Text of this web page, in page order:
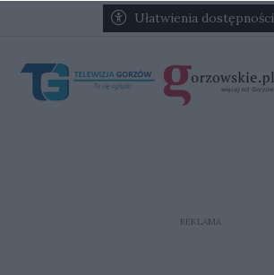
Przejdź do głównych treści
Przejdź do głównego menuUłatwienia dostępności
REKLAMA